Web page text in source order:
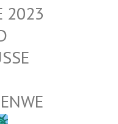
2023
Z